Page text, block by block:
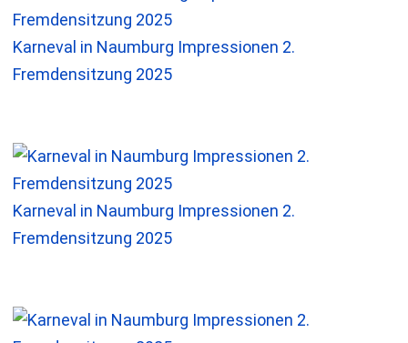
Karneval in Naumburg Impressionen 2.
Fremdensitzung 2025
Karneval in Naumburg Impressionen 2.
Fremdensitzung 2025